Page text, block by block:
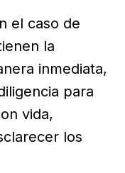
el caso de
la
inmediata,
para
vida,
los